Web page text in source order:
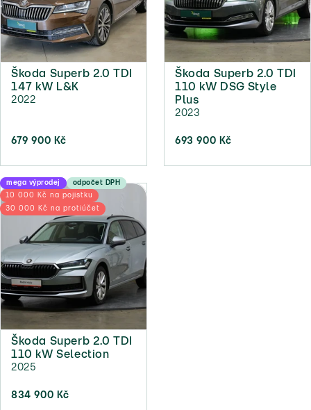
Škoda Superb 2.0 TDI
147 kW L&K
2022
679 900 Kč
Škoda Superb 2.0 TDI
110 kW DSG Style
Plus
2023
693 900 Kč
mega výprodej
odpočet DPH
10 000 Kč na pojistku
30 000 Kč na protiúčet
Škoda Superb 2.0 TDI
110 kW Selection
2025
834 900 Kč